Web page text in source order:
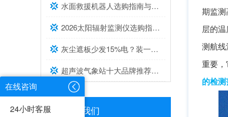
水面救援机器人选购指南与推荐top榜单
2026太阳辐射监测仪选购指南与推荐，实测靠谱！
灰尘遮板少发15%电？装一台光伏灰尘检测仪，提升发电效率，清洗成本省20%
超声波气象站十大品牌推荐榜单（2026高精度气象监测TOP10）
联系我们
期监
层的
测航
重要
的检
在线咨询
24小时客服